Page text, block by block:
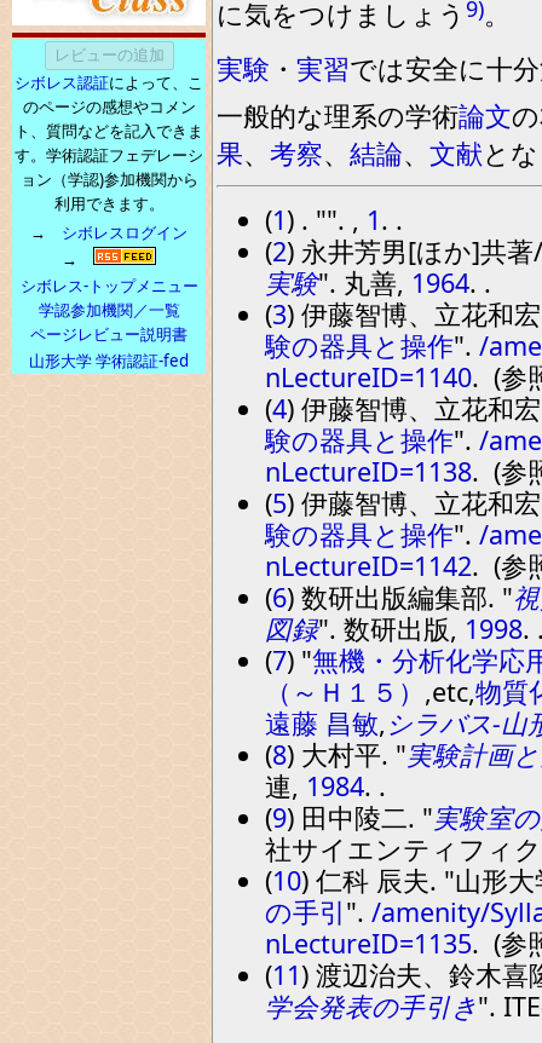
シボレス認証によって、こ
のページの感想やコメン
ト、質問などを記入できま
す。学術認証フェデレーシ
ョン（学認)参加機関から
利用できます。
→ シボレスログイン
→
シボレス-トップメニュー
学認参加機関／一覧
ページレビュー説明書
山形大学 学術認証-fed
に気をつけましょう 9)。
実験 ・ 実習では安全に十
一般的な理系の学術論文
果、 考察、 結論、 文献と
(1) . . , 1. .
(2) 永井芳男[ほか]共
実験 . 丸善, 1964. .
(3) 伊藤智博、立花和
験の器具と操作 . /
nLectureID=1140. (参
(4) 伊藤智博、立花和
験の器具と操作 . /
nLectureID=1138. (参
(5) 伊藤智博、立花和
験の器具と操作 . /
nLectureID=1142. (参
(6) 数研出版編集部.
図録 . 数研出版, 1998.
(7) 無機・分析化学応
（～Ｈ１５） ,etc,物質
遠藤 昌敏, シラバス-山
(8) 大村平.
実験計画
連, 1984. .
(9) 田中陵二.
実験室
社サイエンティフィ
(10) 仁科 辰夫. 山形
の手引 . /amenity/
nLectureID=1135. (参
(11) 渡辺治夫、鈴木
学会発表の手引き .